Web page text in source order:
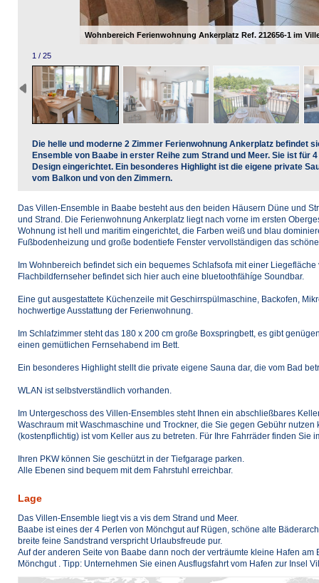
Wohnbereich Ferienwohnung Ankerplatz Ref. 212656-1 im
1 / 25
Die helle und moderne 2 Zimmer Ferienwohnung Ankerplatz befindet
Ensemble von Baabe in erster Reihe zum Strand und Meer. Sie ist für
Design eingerichtet. Ein besonderes Highlight ist die eigene private
vom Balkon und von den Zimmern.
Das Villen-Ensemble in Baabe besteht aus den beiden Häusern Düne und
und Strand. Die Ferienwohnung Ankerplatz liegt nach vorne im ersten
Wohnung ist hell und maritim eingerichtet, die Farben weiß und blau
Fußbodenheizung und große bodentiefe Fenster vervollständigen das
Im Wohnbereich befindet sich ein bequemes Schlafsofa mit einer
Flachbildfernseher befindet sich hier auch eine bluetoothfähíge Soundbar.
Eine gut ausgestattete Küchenzeile mit Geschirrspülmaschine, Backofen,
hochwertige Ausstattung der Ferienwohnung.
Im Schlafzimmer steht das 180 x 200 cm große Boxspringbett, es gibt
einen gemütlichen Fernsehabend im Bett.
Ein besonderes Highlight stellt die private eigene Sauna dar, die vom Bad
WLAN ist selbstverständlich vorhanden.
Im Untergeschoss des Villen-Ensembles steht Ihnen ein abschließbares
Waschraum mit Waschmaschine und Trockner, die Sie gegen Gebühr
(kostenpflichtig) ist vom Keller aus zu betreten. Für Ihre Fahrräder finden Sie
Ihren PKW können Sie geschützt in der Tiefgarage parken.
Alle Ebenen sind bequem mit dem Fahrstuhl erreichbar.
Lage
Das Villen-Ensemble liegt vis a vis dem Strand und Meer.
Baabe ist eines der 4 Perlen von Mönchgut auf Rügen, schöne alte
breite feine Sandstrand verspricht Urlaubsfreude pur.
Auf der anderen Seite von Baabe dann noch der verträumte kleine Hafen
Mönchgut . Tipp: Unternehmen Sie einen Ausflugsfahrt vom Hafen zur Insel